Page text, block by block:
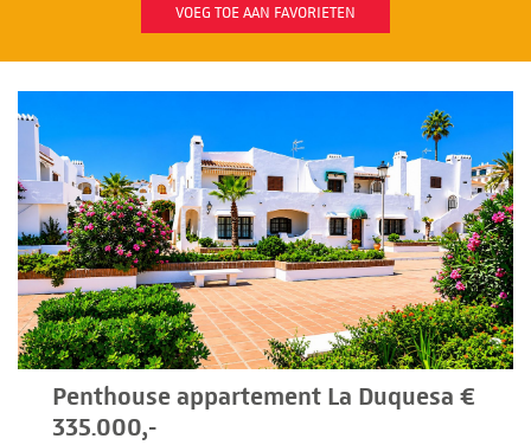
VOEG TOE AAN FAVORIETEN
Penthouse appartement La Duquesa €
335.000,-